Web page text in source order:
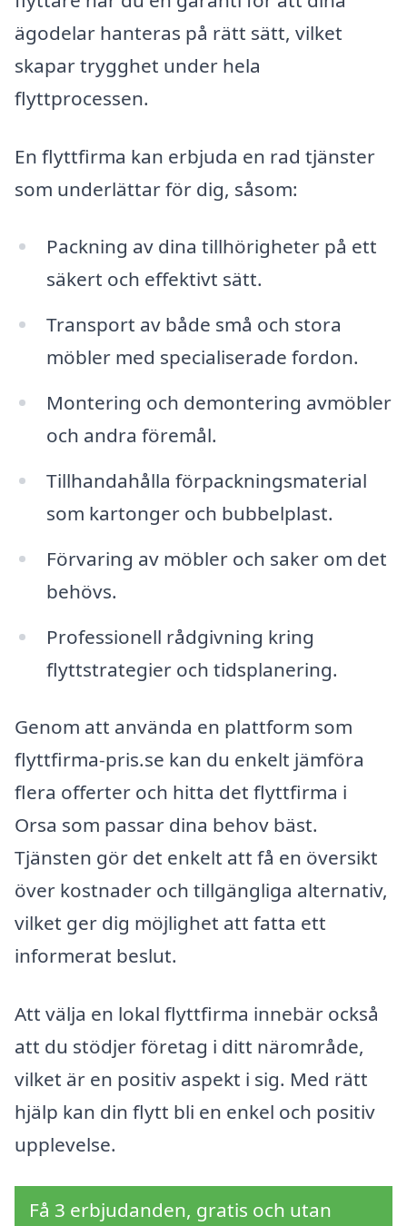
ägodelar hanteras på rätt sätt, vilket
skapar trygghet under hela
flyttprocessen.
En flyttfirma kan erbjuda en rad tjänster
som underlättar för dig, såsom:
Packning av dina tillhörigheter på ett
säkert och effektivt sätt.
Transport av både små och stora
möbler med specialiserade fordon.
Montering och demontering avmöbler
och andra föremål.
Tillhandahålla förpackningsmaterial
som kartonger och bubbelplast.
Förvaring av möbler och saker om det
behövs.
Professionell rådgivning kring
flyttstrategier och tidsplanering.
Genom att använda en plattform som
flyttfirma-pris.se kan du enkelt jämföra
flera offerter och hitta det flyttfirma i
Orsa som passar dina behov bäst.
Tjänsten gör det enkelt att få en översikt
över kostnader och tillgängliga alternativ,
vilket ger dig möjlighet att fatta ett
informerat beslut.
Att välja en lokal flyttfirma innebär också
att du stödjer företag i ditt närområde,
vilket är en positiv aspekt i sig. Med rätt
hjälp kan din flytt bli en enkel och positiv
upplevelse.
Få 3 erbjudanden, gratis och utan